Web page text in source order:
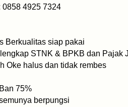
0858 4925 7324
Berkualitas siap pakai
STNK & BPKB dan Pajak
Oke halus dan tidak rembes
75%
berpungsi